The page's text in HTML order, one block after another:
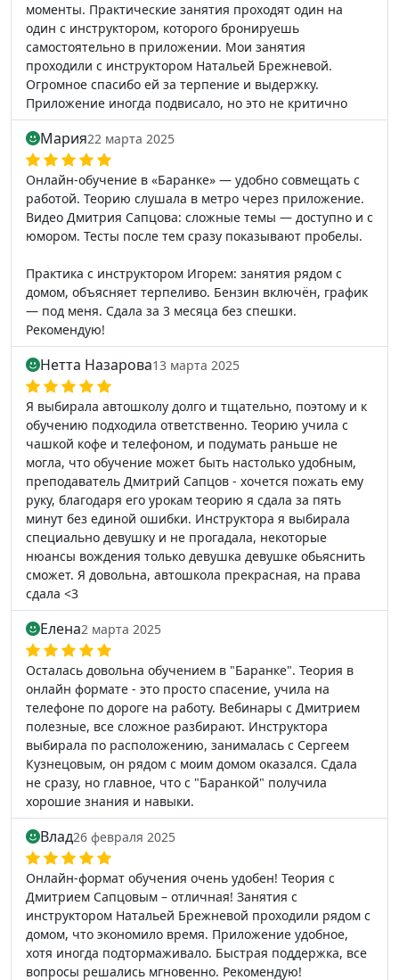
моменты. Практические занятия проходят один на
один с инструктором, которого бронируешь
самостоятельно в приложении. Мои занятия
проходили с инструктором Натальей Брежневой.
Огромное спасибо ей за терпение и выдержку.
Приложение иногда подвисало, но это не критично
Мария22 марта 2025
Онлайн-обучение в «Баранке» — удобно совмещать с
работой. Теорию слушала в метро через приложение.
Видео Дмитрия Сапцова: сложные темы — доступно и с
юмором. Тесты после тем сразу показывают пробелы.
Практика с инструктором Игорем: занятия рядом с
домом, объясняет терпеливо. Бензин включён, график
— под меня. Сдала за 3 месяца без спешки.
Рекомендую!
Нетта Назарова13 марта 2025
Я выбирала автошколу долго и тщательно, поэтому и к
обучению подходила ответственно. Теорию учила с
чашкой кофе и телефоном, и подумать раньше не
могла, что обучение может быть настолько удобным,
преподаватель Дмитрий Сапцов - хочется пожать ему
руку, благодаря его урокам теорию я сдала за пять
минут без единой ошибки. Инструктора я выбирала
специально девушку и не прогадала, некоторые
нюансы вождения только девушка девушке обьяснить
сможет. Я довольна, автошкола прекрасная, на права
сдала <3
Елена2 марта 2025
Осталась довольна обучением в "Баранке". Теория в
онлайн формате - это просто спасение, учила на
телефоне по дороге на работу. Вебинары с Дмитрием
полезные, все сложное разбирают. Инструктора
выбирала по расположению, занималась с Сергеем
Кузнецовым, он рядом с моим домом оказался. Сдала
не сразу, но главное, что с "Баранкой" получила
хорошие знания и навыки.
Влад26 февраля 2025
Онлайн-формат обучения очень удобен! Теория с
Дмитрием Сапцовым – отличная! Занятия с
инструктором Натальей Брежневой проходили рядом с
домом, что экономило время. Приложение удобное,
хотя иногда подтормаживало. Быстрая поддержка, все
вопросы решались мгновенно. Рекомендую!